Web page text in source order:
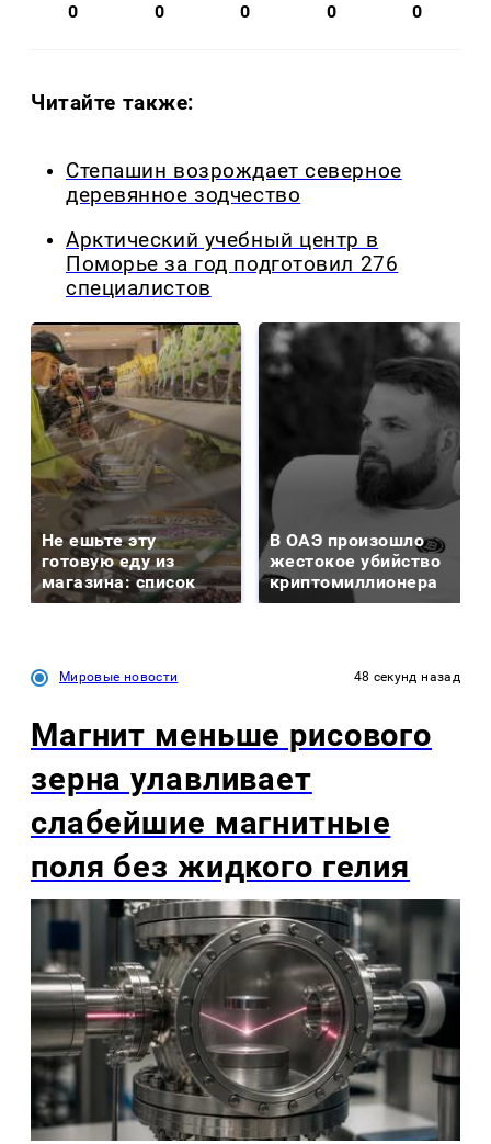
0 0 0 0 0
Читайте также:
Степашин возрождает северное
деревянное зодчество
Арктический учебный центр в
Поморье за год подготовил 276
специалистов
Не ешьте эту
готовую еду из
магазина: список
В ОАЭ произошло
жестокое убийство
криптомиллионера
Мировые новости 48 секунд назад
Магнит меньше рисового
зерна улавливает
слабейшие магнитные
поля без жидкого гелия